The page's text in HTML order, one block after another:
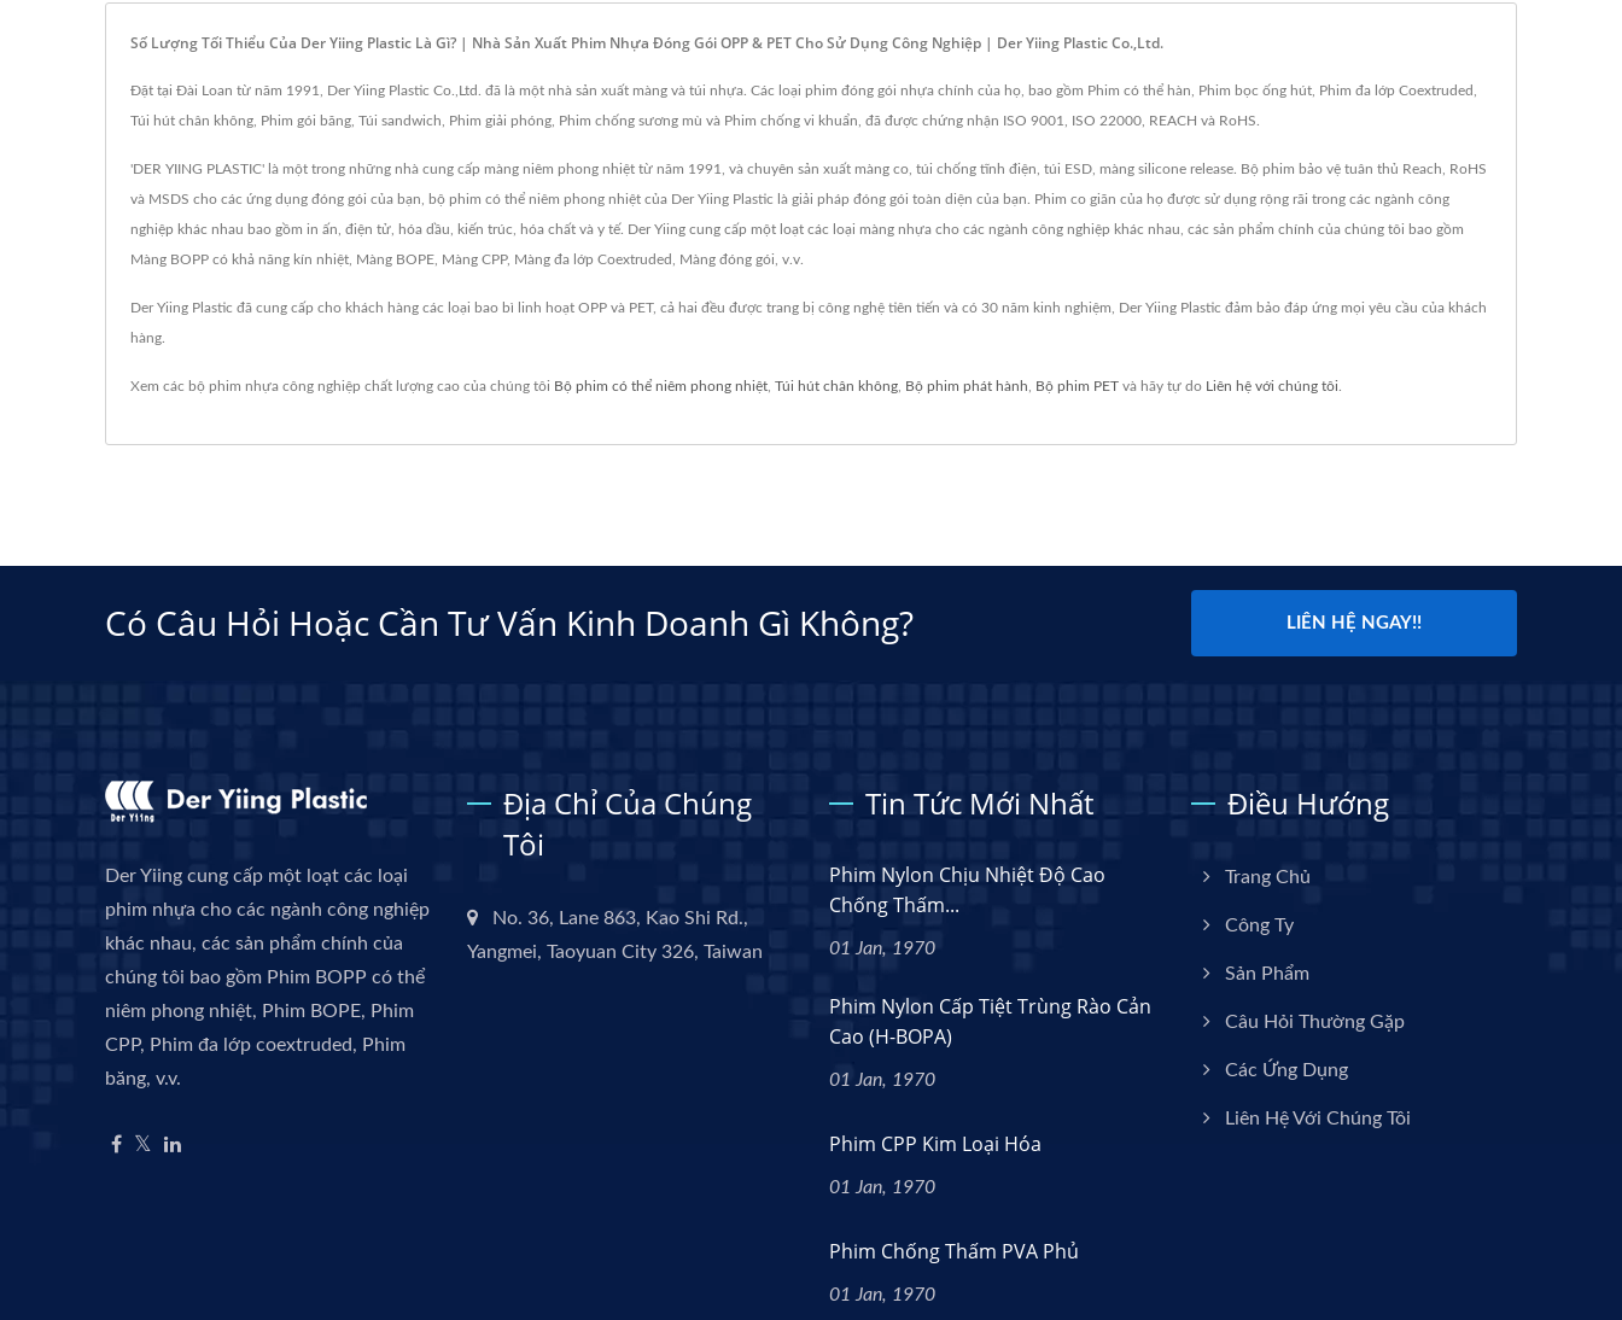
Số Lượng Tối Thiểu Của Der Yiing Plastic Là Gì? | Nhà Sản Xuất Phim Nhựa Đóng Gói OPP & PET Cho Sử Dụng Công Nghiệp | Der Yiing Plastic Co.,Ltd.
Đặt tại Đài Loan từ năm 1991, Der Yiing Plastic Co.,Ltd. đã là một nhà sản xuất màng và túi nhựa. Các loại phim đóng gói nhựa chính của họ, bao gồm Phim có thể hàn, Phim bọc ống hút, Phim đa lớp Coextruded,
Túi hút chân không, Phim gói băng, Túi sandwich, Phim giải phóng, Phim chống sương mù và Phim chống vi khuẩn, đã được chứng nhận ISO 9001, ISO 22000, REACH và RoHS.
'DER YIING PLASTIC' là một trong những nhà cung cấp màng niêm phong nhiệt từ năm 1991, và chuyên sản xuất màng co, túi chống tĩnh điện, túi ESD, màng silicone release. Bộ phim bảo vệ tuân thủ Reach, RoHS
và MSDS cho các ứng dụng đóng gói của bạn, bộ phim có thể niêm phong nhiệt của Der Yiing Plastic là giải pháp đóng gói toàn diện của bạn. Phim co giãn của họ được sử dụng rộng rãi trong các ngành công
nghiệp khác nhau bao gồm in ấn, điện tử, hóa dầu, kiến trúc, hóa chất và y tế. Der Yiing cung cấp một loạt các loại màng nhựa cho các ngành công nghiệp khác nhau, các sản phẩm chính của chúng tôi bao gồm
Màng BOPP có khả năng kín nhiệt, Màng BOPE, Màng CPP, Màng đa lớp Coextruded, Màng đóng gói, v.v.
Der Yiing Plastic đã cung cấp cho khách hàng các loại bao bì linh hoạt OPP và PET, cả hai đều được trang bị công nghệ tiên tiến và có 30 năm kinh nghiệm, Der Yiing Plastic đảm bảo đáp ứng mọi yêu cầu của khách
hàng.
Xem các bộ phim nhựa công nghiệp chất lượng cao của chúng tôi Bộ phim có thể niêm phong nhiệt Túi hút chân không Bộ phim phát hành Bộ phim PET và hãy tự do Liên hệ với chúng tôi
Có Câu Hỏi Hoặc Cần Tư Vấn Kinh Doanh Gì Không? LIÊN HỆ NGAY!!
Der Yiing cung cấp một loạt các loại
phim nhựa cho các ngành công nghiệp
khác nhau, các sản phẩm chính của
chúng tôi bao gồm Phim BOPP có thể
niêm phong nhiệt, Phim BOPE, Phim
CPP, Phim đa lớp coextruded, Phim
băng, v.v.
Địa Chỉ Của Chúng
Tôi
No. 36, Lane 863, Kao Shi Rd.,
Yangmei, Taoyuan City 326, Taiwan
Tin Tức Mới Nhất
Phim Nylon Chịu Nhiệt Độ Cao
Chống Thấm...
01 Jan, 1970
Phim Nylon Cấp Tiệt Trùng Rào Cản
Cao (H-BOPA)
01 Jan, 1970
Phim CPP Kim Loại Hóa
01 Jan, 1970
Phim Chống Thấm PVA Phủ
01 Jan, 1970
Điều Hướng
Trang Chủ
Công Ty
Sản Phẩm
Câu Hỏi Thường Gặp
Các Ứng Dụng
Liên Hệ Với Chúng Tôi